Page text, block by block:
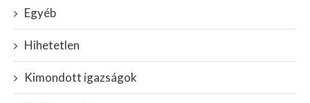
Egyéb
Hihetetlen
Kimondott igazságok